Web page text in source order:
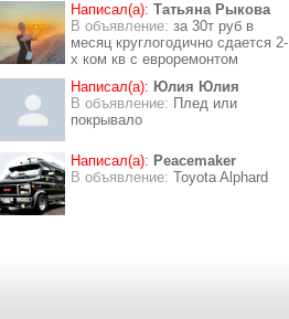
Написал(а): Татьяна Рыкова
В объявление: за 30т руб в
месяц круглогодично сдается 2-
х ком кв с евроремонтом
Написал(а): Юлия Юлия
В объявление: Плед или
покрывало
Написал(а): Peacemaker
В объявление: Toyota Alphard